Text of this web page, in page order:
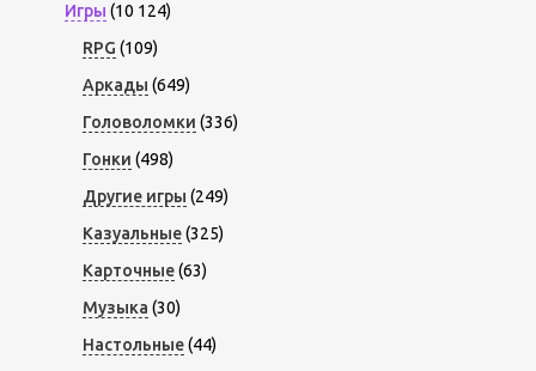
Игры (10 124)
RPG (109)
Аркады (649)
Головоломки (336)
Гонки (498)
Другие игры (249)
Казуальные(325)
Карточные(63)
Музыка (30)
Настольные(44)